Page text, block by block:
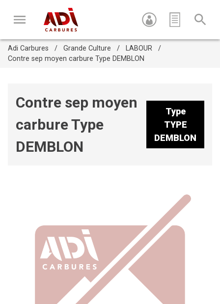
Adi Carbures Grande Culture
LABOUR
Contre sep moyen carbure Type DEMBLON
Contre sep moyen
carbure Type
DEMBLON
Type
TYPE
DEMBLON
Appuyez sur Entrée pour recherche ou sur ESC pour fermer